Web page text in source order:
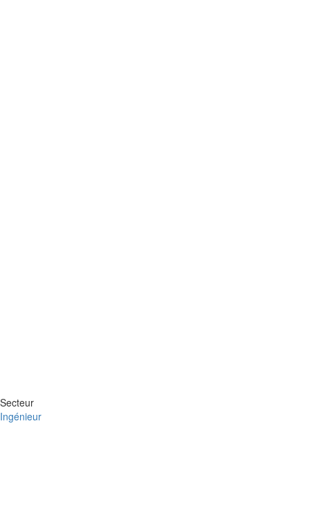
Secteur
Ingénieur